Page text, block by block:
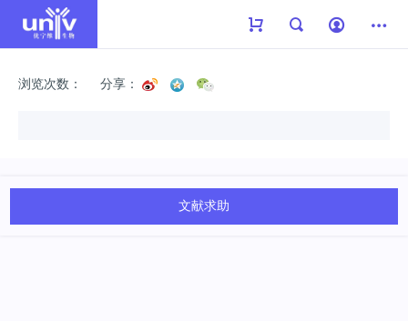
浏览次数： 分享：
文献求助